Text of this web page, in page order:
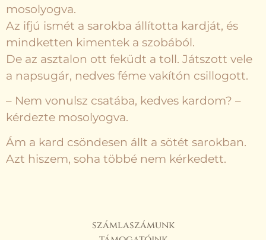
mosolyogva.
Az ifjú ismét a sarokba állította kardját, és
mindketten kimentek a szobából.
De az asztalon ott feküdt a toll. Játszott vele
a napsugár, nedves féme vakítón csillogott.
– Nem vonulsz csatába, kedves kardom? –
kérdezte mosolyogva.
Ám a kard csöndesen állt a sötét sarokban.
Azt hiszem, soha többé nem kérkedett.
számlaszámunk